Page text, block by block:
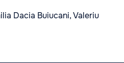
Dacia Buiucani, Valeriu